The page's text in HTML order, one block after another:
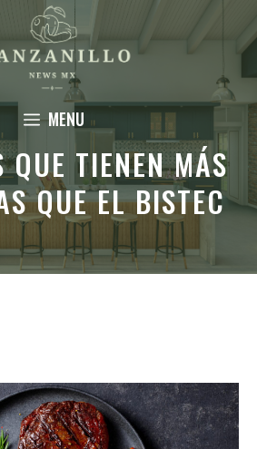
MENU
QUE TIENEN MÁS
QUE EL BISTEC